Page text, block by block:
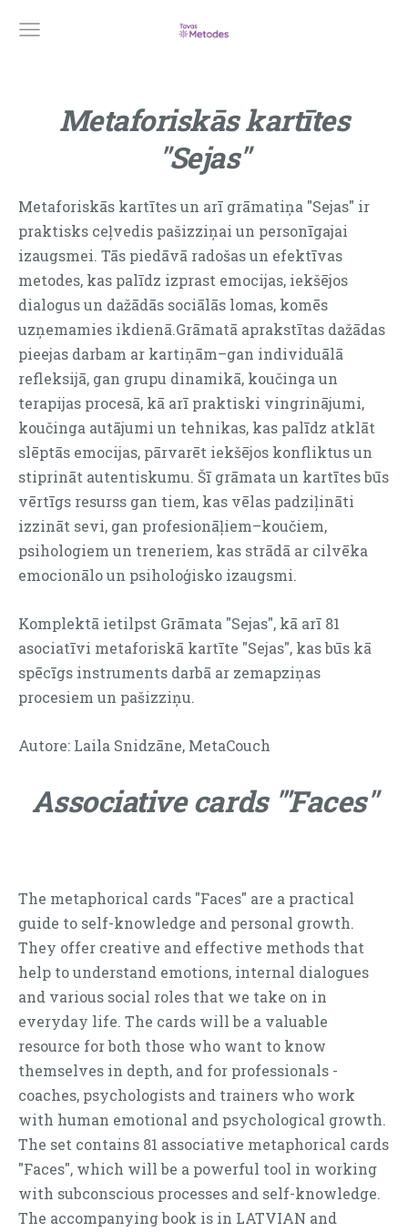
Metaforiskāskartītes
"Sejas"
Metaforiskās kartītes un arī grāmatiņa "Sejas" ir
praktisks ceļvedis pašizziņai un personīgajai
izaugsmei. Tās piedāvā radošasun efektīvas
metodes, kas palīdz izprast emocijas, iekšējos
dialogusun dažādās sociālās lomas, komēs
uzņemamies ikdienā.Grāmatā aprakstītas dažādas
pieejas darbam ar kartiņām–gan individuālā
refleksijā, gan grupu dinamikā, koučinga un
terapijas procesā, kā arī praktiski vingrinājumi,
koučinga autājumi un tehnikas, kas palīdz atklāt
slēptās emocijas, pārvarēt iekšējos konfliktus un
stiprināt autentiskumu. Šī grāmata un kartītes būs
vērtīgs resurss gan tiem, kas vēlas padziļināti
izzināt sevi, gan profesionāļiem–koučiem,
psihologiem un treneriem, kas strādā ar cilvēka
emocionālo un psiholoģisko izaugsmi.
Komplektā ietilpst Grāmata "Sejas", kā arī 81
asociatīvi metaforiskā kartīte "Sejas", kasbūs kā
spēcīgs instruments darbā ar zemapziņas
procesiem un pašizziņu.
Autore: Laila Snidzāne, MetaCouch
Associative cards '"Faces"
The metaphorical cards "Faces" are a practical
guide to self-knowledge and personal growth.
They offer creative and effective methods that
help to understand emotions, internal dialogues
and various social roles that we take on in
everyday life. The cards will be a valuable
resource for both those who want to know
themselves in depth, and for professionals -
coaches, psychologists and trainers who work
with human emotional and psychological growth.
The set contains 81 associative metaphorical cards
"Faces", which will be a powerful tool in working
with subconscious processes and self-knowledge.
The accompanying book is in LATVIAN and